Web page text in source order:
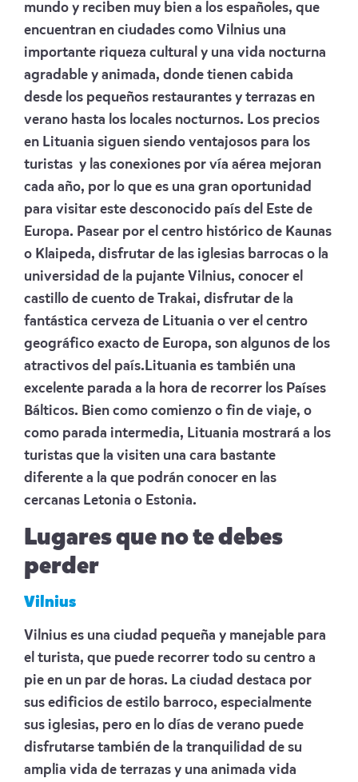
mundo y reciben muy bien a los españoles, que
encuentran en ciudades como Vilnius una
importante riqueza cultural y una vida nocturna
agradable y animada, donde tienen cabida
desde los pequeños restaurantes y terrazas en
verano hasta los locales nocturnos. Los precios
en Lituania siguen siendo ventajosos para los
turistas y las conexiones por vía aérea mejoran
cada año, por lo que es una gran oportunidad
para visitar este desconocido país del Este de
Europa. Pasear por el centro histórico de Kaunas
o Klaipeda, disfrutar de las iglesias barrocas o la
universidad de la pujante Vilnius, conocer el
castillo de cuento de Trakai, disfrutar de la
fantástica cerveza de Lituania o ver el centro
geográfico exacto de Europa, son algunos de los
atractivos del país.Lituania es también una
excelente parada a la hora de recorrer los Países
Bálticos. Bien como comienzo o fin de viaje, o
como parada intermedia, Lituania mostrará a los
turistas que la visiten una cara bastante
diferente a la que podrán conocer en las
cercanas Letonia o Estonia.
Lugares que no te debes
perder
Vilnius
Vilnius es una ciudad pequeña y manejable para
el turista, que puede recorrer todo su centro a
pie en un par de horas. La ciudad destaca por
sus edificios de estilo barroco, especialmente
sus iglesias, pero en lo días de verano puede
disfrutarse también de la tranquilidad de su
amplia vida de terrazas y una animada vida